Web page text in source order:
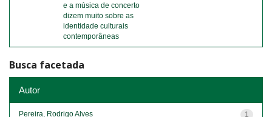
e a música de concerto
dizem muito sobre as
identidade culturais
contemporâneas
Busca facetada
Autor
1
Pereira, Rodrigo Alves